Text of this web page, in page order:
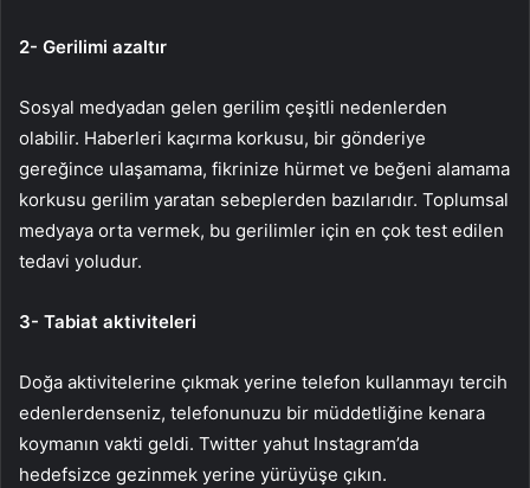
2- Gerilimi azaltır
Sosyal medyadan gelen gerilim çeşitli nedenlerden
olabilir. Haberleri kaçırma korkusu, bir gönderiye
gereğince ulaşamama, fikrinize hürmet ve beğeni alamama
korkusu gerilim yaratan sebeplerden bazılarıdır. Toplumsal
medyaya orta vermek, bu gerilimler için en çok test edilen
tedavi yoludur.
3- Tabiat aktiviteleri
Doğa aktivitelerine çıkmak yerine telefon kullanmayı tercih
edenlerdenseniz, telefonunuzu bir müddetliğine kenara
koymanın vakti geldi. Twitter yahut Instagram’da
hedefsizce gezinmek yerine yürüyüşe çıkın.